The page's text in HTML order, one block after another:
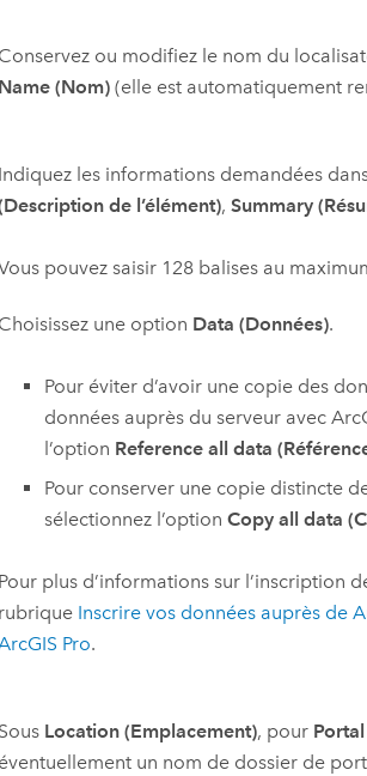
Conservez ou modifiez le nom du
Name (Nom)(elle est automatiquement
Indiquez les informations demandées
de l’élément), Summary
pouvez saisir 128 balises au
Choisissez une option Data (Données).
Pour éviter d’avoir une copie des
données auprès du serveur avec
l’option Reference all data
Pour conserver une copie distincte
sélectionnez l’option Copy all data
Pour plus d’informations sur l’inscription
rubrique Inscrire vos données auprès de
Pro.
Sous Location (Emplacement), pour
éventuellement un nom de dossier de